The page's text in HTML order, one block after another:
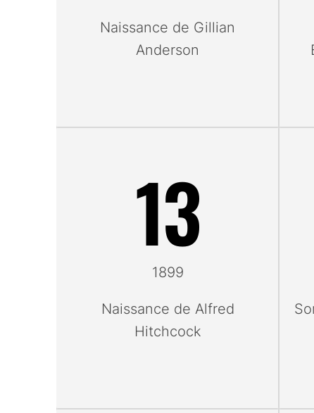
Naissance de Gillian
Anderson
13
1899
Naissance de Alfred
Hitchcock